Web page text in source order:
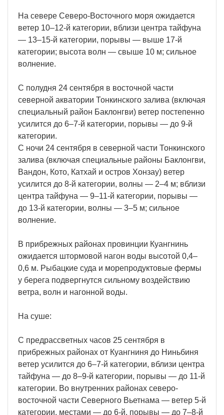
На севере Северо-Восточного моря ожидается
ветер 10–12-й категории, вблизи центра тайфуна
— 13–15-й категории, порывы — выше 17-й
категории; высота волн — свыше 10 м; сильное
волнение.
С полудня 24 сентября в восточной части
северной акватории Тонкинского залива (включая
специальный район Баклонгви) ветер постепенно
усилится до 6–7-й категории, порывы — до 9-й
категории.
С ночи 24 сентября в северной части Тонкинского
залива (включая специальные районы Баклонгви,
Вандон, Кото, Катхай и остров Хонзау) ветер
усилится до 8-й категории, волны — 2–4 м; вблизи
центра тайфуна — 9–11-й категории, порывы —
до 13-й категории, волны — 3–5 м; сильное
волнение.
В прибрежных районах провинции Куангнинь
ожидается штормовой нагон воды высотой 0,4–
0,6 м. Рыбацкие суда и морепродуктовые фермы
у берега подвергнутся сильному воздействию
ветра, волн и нагонной воды.
На суше:
С предрассветных часов 25 сентября в
прибрежных районах от Куангниня до Ниньбиня
ветер усилится до 6–7-й категории, вблизи центра
тайфуна — до 8–9-й категории, порывы — до 11-й
категории. Во внутренних районах северо-
восточной части Северного Вьетнама — ветер 5-й
категории, местами — до 6-й, порывы — до 7–8-й